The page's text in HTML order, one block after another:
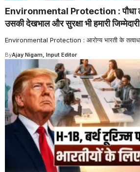
Environmental Protection : पौधा
उसकी देखभाल और सुरक्षा भी हमारी
Environmental Protection : आरोग्य भारती के
ByAjay Nigam, Input Editor